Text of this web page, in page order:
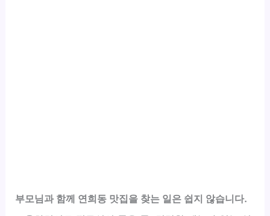
부모님과 함께 연희동 맛집을 찾는 일은 쉽지 않습니다.